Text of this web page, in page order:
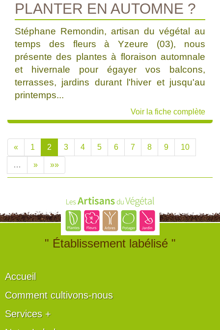
PLANTER EN AUTOMNE ?
Stéphane Remondin, artisan du végétal au
temps des fleurs à Yzeure (03), nous
présente des plantes à floraison automnale
et hivernale pour égayer vos balcons,
terrasses, jardins durant l'hiver et jusqu'au
printemps...
Voir la fiche complète
« 1 2 3 4 5 6 7 8 9 10
… » »»
" Établissement labélisé "
Accueil
Comment cultivons-nous
Services +